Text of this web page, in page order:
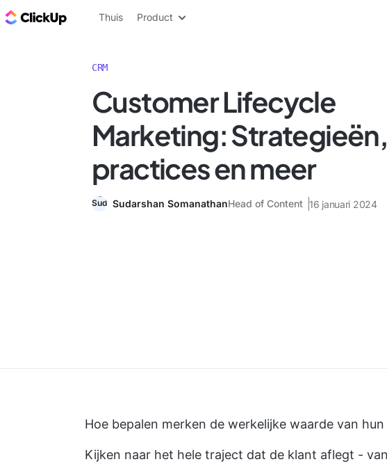
ClickUp Blog
Thuis Product
CRM
Customer Lifecycle
Marketing:
practices en meer
Sudarshan SomanathanHead of Content 16 januari 2024
Hoe bepalen merken de werkelijke waarde van
Kijken naar het hele traject dat de klant aflegt -